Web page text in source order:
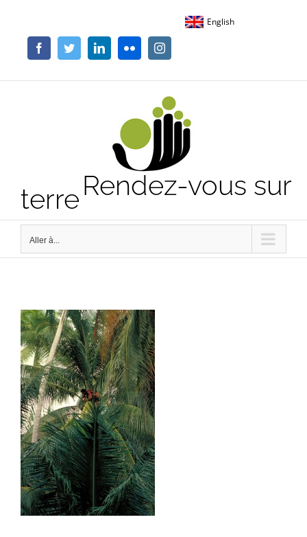
contenu
English
FacebookTwitterLinkedInFlickr Instagram
Rendez-vous sur
terre
Aller à...